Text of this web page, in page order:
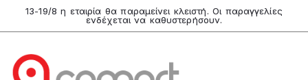
13-19/8 η εταιρία θα παραμείνει κλειστή. Οι παραγγελίες
ενδέχεται να καθυστερήσουν.